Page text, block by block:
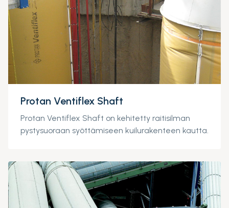
Protan Ventiflex Shaft
Protan Ventiflex Shaft on kehitetty raitisilman
pystysuoraan syöttämiseen kuilurakenteen kautta.